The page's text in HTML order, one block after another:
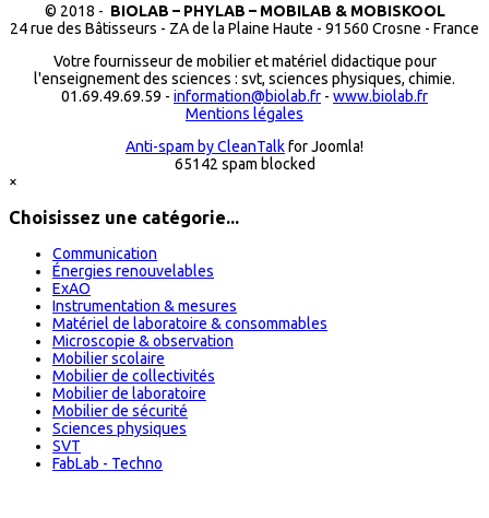
© 2018 - BIOLAB – PHYLAB – MOBILAB & MOBISKOOL
24 rue des Bâtisseurs - ZA de la Plaine Haute - 91560 Crosne - France
Votre fournisseur de mobilier et matériel didactique pour
l'enseignement des sciences : svt, sciences physiques, chimie.
01.69.49.69.59 - information@biolab.fr - www.biolab.fr
Mentions légales
Anti-spam by CleanTalkfor Joomla!
65142 spam blocked
×
Choisissez une catégorie...
Communication
Énergies renouvelables
ExAO
Instrumentation & mesures
Matériel de laboratoire & consommables
Microscopie & observation
Mobilier scolaire
Mobilier de collectivités
Mobilier de laboratoire
Mobilier de sécurité
Sciences physiques
SVT
FabLab - Techno